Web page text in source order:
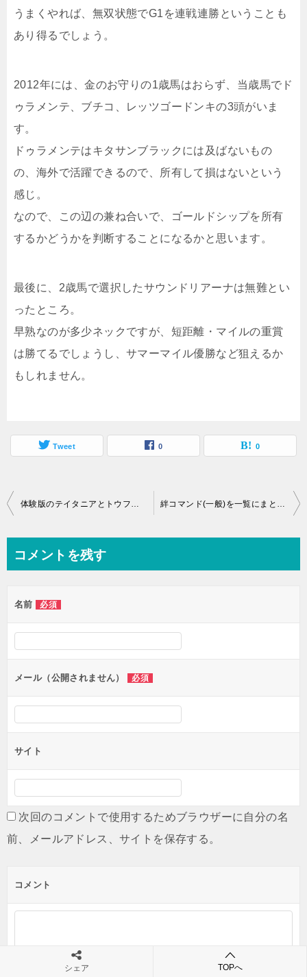
うまくやれば、無双状態でG1を連戦連勝ということも
あり得るでしょう。
2012年には、金のお守りの1歳馬はおらず、当歳馬でド
ゥラメンテ、ブチコ、レッツゴードンキの3頭がいま
す。
ドゥラメンテはキタサンブラックには及ばないもの
の、海外で活躍できるので、所有して損はないという
感じ。
なので、この辺の兼ね合いで、ゴールドシップを所有
するかどうかを判断することになるかと思います。
最後に、2歳馬で選択したサウンドリアーナは無難とい
ったところ。
早熟なのが多少ネックですが、短距離・マイルの重賞
は勝てるでしょうし、サマーマイル優勝など狙えるか
もしれません。
Tweet 0 0
投
ビ
ー
シ
ン
体験版のテイタニアとトウフクセダンでプレイしてみました(ウイニングポスト9 2022) 絆コマンド(一般)を一覧にまとめました
コメントを残す
名前 必須
メール（公開されません） 必須
サイト
次回のコメントで使用するためブラウザーに自分の名
前、メールアドレス、サイトを保存する。
コメント
シェア TOPへ